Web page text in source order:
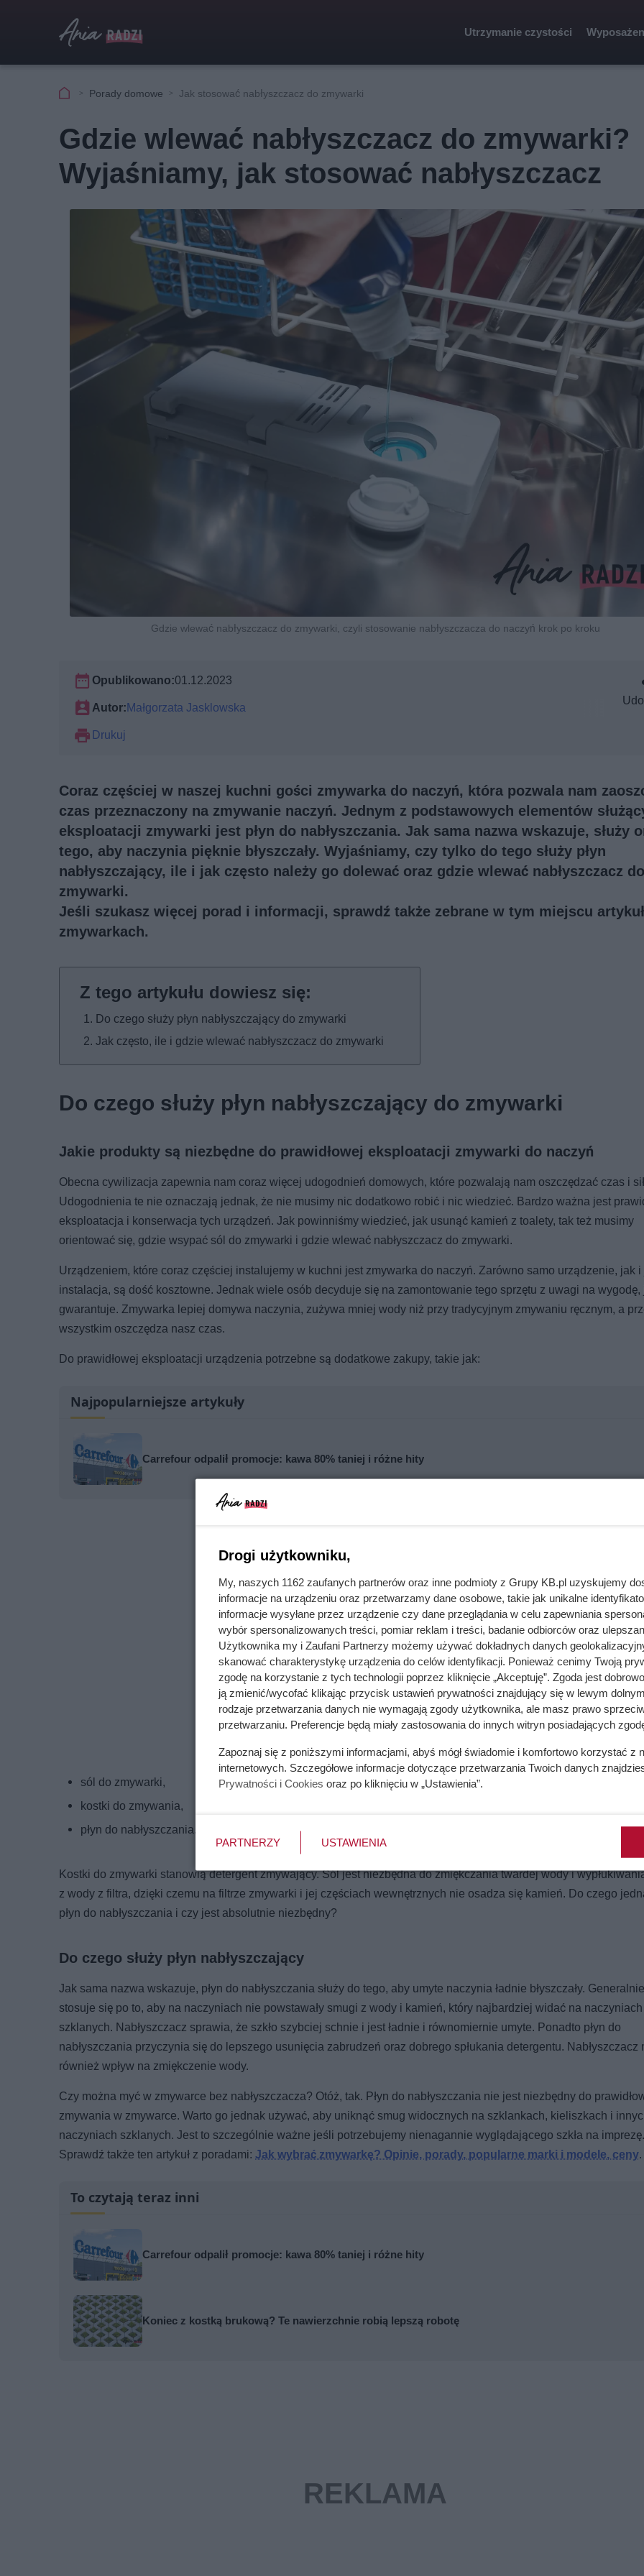
Utrzymanie czystości
Porady domowe Jak stosować nabłyszczacz do zmywarki
Gdzie wlewać nabłyszczacz do zmywarki?
Wyjaśniamy, jak stosować nabłyszczacz
Gdzie wlewać nabłyszczacz do zmywarki, czyli stosowanie nabłyszczacza do naczyń krok po kroku
Opublikowano:01.12.2023
Autor:Małgorzata Jasklowska
Drukuj
Coraz częściej w naszej kuchni gości zmywarka do naczyń, która pozwala nam
czas przeznaczony na zmywanie naczyń. Jednym z podstawowych elementów
eksploatacji zmywarki jest płyn do nabłyszczania. Jak sama nazwa wskazuje, służy
tego, aby naczynia pięknie błyszczały. Wyjaśniamy, czy tylko do tego służy płyn
nabłyszczający, ile i jak często należy go dolewać oraz gdzie wlewać nabłyszczacz do
zmywarki.
Jeśli szukasz więcej porad i informacji, sprawdź także zebrane w tym miejscu
zmywarkach.
Do czego służy płyn nabłyszczający do zmywarki
Jak często, ile i gdzie wlewać nabłyszczacz do zmywarki
Do czego służy płyn nabłyszczający do zmywarki
Jakie produkty są niezbędne do prawidłowej eksploatacji zmywarki do naczyń
Obecna cywilizacja zapewnia nam coraz więcej udogodnień domowych, które pozwalają nam oszczędzać czas i
Udogodnienia te nie oznaczają jednak, że nie musimy nic dodatkowo robić i nic wiedzieć. Bardzo ważna jest
eksploatacja i konserwacja tych urządzeń. Jak powinniśmy wiedzieć, jak usunąć kamień z toalety, tak też musimy
orientować się, gdzie wsypać sól do zmywarki i gdzie wlewać nabłyszczacz do zmywarki.
Urządzeniem, które coraz częściej instalujemy w kuchni jest zmywarka do naczyń. Zarówno samo urządzenie, jak i
instalacja, są dość kosztowne. Jednak wiele osób decyduje się na zamontowanie tego sprzętu z uwagi na wygodę,
gwarantuje. Zmywarka lepiej domywa naczynia, zużywa mniej wody niż przy tradycyjnym zmywaniu ręcznym, a
wszystkim oszczędza nasz czas.
Do prawidłowej eksploatacji urządzenia potrzebne są dodatkowe zakupy, takie jak:
Najpopularniejsze artykuły
Carrefour odpalił promocje: kawa 80% taniej i różne hity
sól do zmywarki,
kostki do zmywania,
płyn do nabłyszczania.
Kostki do zmywarki stanowią detergent zmywający. Sól jest niezbędna do zmiękczania twardej wody i
z wody z filtra, dzięki czemu na filtrze zmywarki i jej częściach wewnętrznych nie osadza się kamień. Do czego
płyn do nabłyszczania i czy jest absolutnie niezbędny?
Do czego służy płyn nabłyszczający
Jak sama nazwa wskazuje, płyn do nabłyszczania służy do tego, aby umyte naczynia ładnie błyszczały.
stosuje się po to, aby na naczyniach nie powstawały smugi z wody i kamień, który najbardziej widać na naczyniach
szklanych. Nabłyszczacz sprawia, że szkło szybciej schnie i jest ładnie i równomiernie umyte. Ponadto płyn do
nabłyszczania przyczynia się do lepszego usunięcia zabrudzeń oraz dobrego spłukania detergentu. Nabłyszczacz
również wpływ na zmiękczenie wody.
Czy można myć w zmywarce bez nabłyszczacza? Otóż, tak. Płyn do nabłyszczania nie jest niezbędny do
zmywania w zmywarce. Warto go jednak używać, aby uniknąć smug widocznych na szklankach, kieliszkach i
naczyniach szklanych. Jest to szczególnie ważne jeśli potrzebujemy nienagannie wyglądającego szkła na imprezę.
Sprawdź także ten artykuł z poradami: Jak wybrać zmywarkę? Opinie, porady, popularne marki i modele, ceny.
To czytają teraz inni
Carrefour odpalił promocje: kawa 80% taniej i różne hity
Koniec z kostką brukową? Te nawierzchnie robią lepszą robotę
Drogi użytkowniku,
My, naszych 1162 zaufanych partnerów oraz inne podmioty z Grupy KB.pl uzyskujemy
informacje na urządzeniu oraz przetwarzamy dane osobowe, takie jak unikalne
informacje wysyłane przez urządzenie czy dane przeglądania w celu zapewniania
wybór spersonalizowanych treści, pomiar reklam i treści, badanie odbiorców oraz
Użytkownika my i Zaufani Partnerzy możemy używać dokładnych danych
skanować charakterystykę urządzenia do celów identyfikacji. Ponieważ cenimy Twoją
zgodę na korzystanie z tych technologii poprzez kliknięcie „Akceptuję”. Zgoda jest
ją zmienić/wycofać klikając przycisk ustawień prywatności znajdujący się w lewym
rodzaje przetwarzania danych nie wymagają zgody użytkownika, ale masz prawo
przetwarzaniu. Preferencje będą miały zastosowania do innych witryn posiadających
Zapoznaj się z poniższymi informacjami, abyś mógł świadomie i komfortowo korzystać z
internetowych. Szczegółowe informacje dotyczące przetwarzania Twoich danych
Prywatności i Cookies oraz po kliknięciu w „Ustawienia”.
PARTNERZY USTAWIENIA